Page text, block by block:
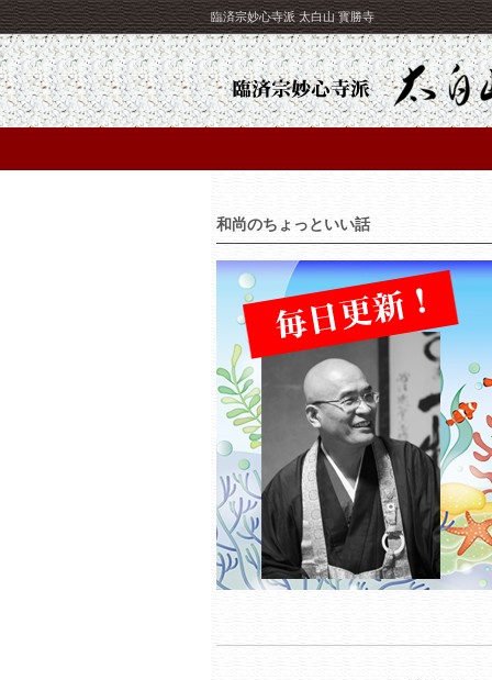
臨済宗妙心寺派 太白山 寳勝寺
和尚のちょっといい話